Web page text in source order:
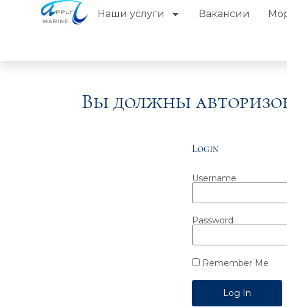
Наши услуги Вакансии
Вы должны
Login
Username
Password
Remember Me